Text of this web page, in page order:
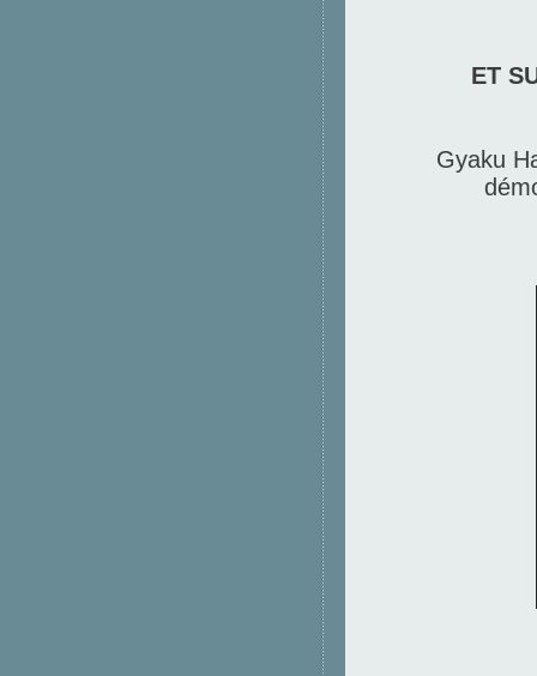
ET
Gyaku